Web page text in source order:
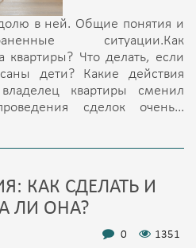
в ней. Общие понятия и
ситуации.Как
квартиры? Что делать, если
дети? Какие действия
квартиры сменил
сделок очень...
КАК СДЕЛАТЬ И
ЛИ ОНА?
1351
0